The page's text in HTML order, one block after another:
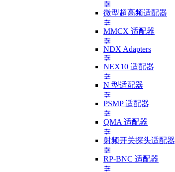
微型超高频适配器
MMCX 适配器
NDX Adapters
NEX10 适配器
N 型适配器
PSMP 适配器
QMA 适配器
射频开关探头适配器
RP-BNC 适配器